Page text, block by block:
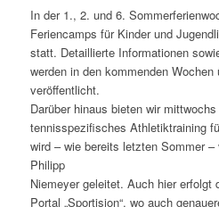
In der 1., 2. und 6.
Feriencamps für Kinder und
statt. Detaillierte Informationen
werden in den kommenden Wochen
veröffentlicht.
Darüber hinaus bieten wir
tennisspezifisches Athletiktraining
wird – wie bereits letzten Sommer
Philipp
Niemeyer geleitet. Auch hier erfolgt
Portal „Sportision“, wo auch